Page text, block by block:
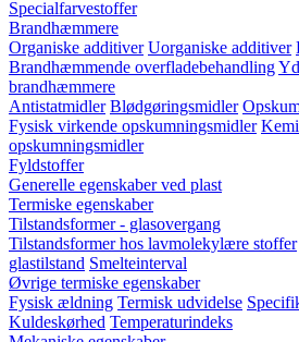
Specialfarvestoffer
Brandhæmmere
Organiske additiver Uorganiske additiver
Brandhæmmende overfladebehandling
brandhæmmere
Antistatmidler Blødgøringsmidler
Fysisk virkende opskumningsmidler
opskumningsmidler
Fyldstoffer
Generelle egenskaber ved plast
Termiske egenskaber
Tilstandsformer - glasovergang
Tilstandsformer hos lavmolekylære stoffer
glastilstand Smelteinterval
Øvrige termiske egenskaber
Fysisk ældning Termisk udvidelse
Kuldeskørhed Temperaturindeks